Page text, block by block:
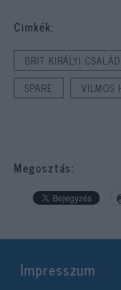
Cimkék:
BRIT KIRÁLYI CSALÁD
SPARE
VILMOS
Megosztás:
Impresszum